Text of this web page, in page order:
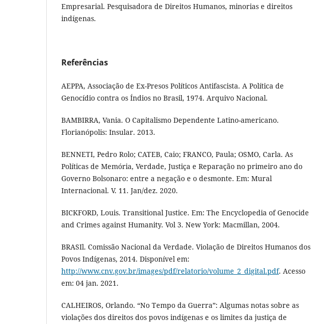
Empresarial. Pesquisadora de Direitos Humanos, minorias e direitos
indígenas.
Referências
AEPPA, Associação de Ex-Presos Políticos Antifascista. A Política de
Genocídio contra os Índios no Brasil, 1974. Arquivo Nacional.
BAMBIRRA, Vania. O Capitalismo Dependente Latino-americano.
Florianópolis: Insular. 2013.
BENNETI, Pedro Rolo; CATEB, Caio; FRANCO, Paula; OSMO, Carla. As
Políticas de Memória, Verdade, Justiça e Reparação no primeiro ano do
Governo Bolsonaro: entre a negação e o desmonte. Em: Mural
Internacional. V. 11. Jan/dez. 2020.
BICKFORD, Louis. Transitional Justice. Em: The Encyclopedia of Genocide
and Crimes against Humanity. Vol 3. New York: Macmillan, 2004.
BRASIl. Comissão Nacional da Verdade. Violação de Direitos Humanos dos
Povos Indígenas, 2014. Disponível em:
http://www.cnv.gov.br/images/pdf/relatorio/volume_2_digital.pdf. Acesso
em: 04 jan. 2021.
CALHEIROS, Orlando. “No Tempo da Guerra”: Algumas notas sobre as
violações dos direitos dos povos indígenas e os limites da justiça de